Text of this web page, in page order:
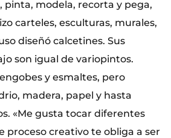
pinta, modela, recorta y pega,
carteles, esculturas, murales,
diseñó calcetines. Sus
son igual de variopintos.
y esmaltes, pero
madera, papel y hasta
«Me gusta tocar diferentes
proceso creativo te obliga a ser